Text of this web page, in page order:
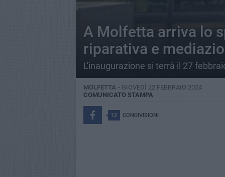
A Molfetta arriva lo
riparativa e
L'inaugurazione si terrà il 27
MOLFETTA - GIOVEDÌ 22 FEBBRAIO 2024
COMUNICATO STAMPA
12 CONDIVISIONI